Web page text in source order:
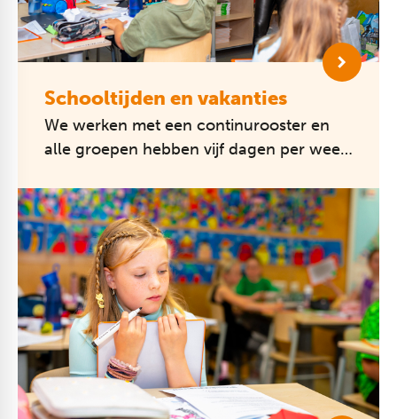
Schooltijden en vakanties
We werken met een continurooster en
alle groepen hebben vijf dagen per week
08.20 uur open, de lessen beginnen o...